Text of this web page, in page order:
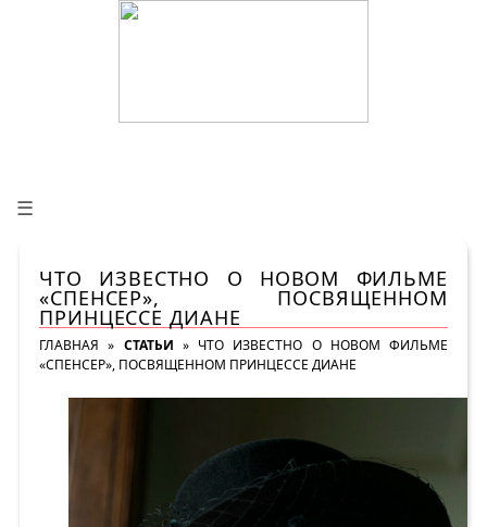
☰
ЧТО ИЗВЕСТНО О НОВОМ ФИЛЬМЕ
«СПЕНСЕР», ПОСВЯЩЕННОМ
ПРИНЦЕССЕ ДИАНЕ
ГЛАВНАЯ » СТАТЬИ » ЧТО ИЗВЕСТНО О НОВОМ ФИЛЬМЕ
«СПЕНСЕР», ПОСВЯЩЕННОМ ПРИНЦЕССЕ ДИАНЕ